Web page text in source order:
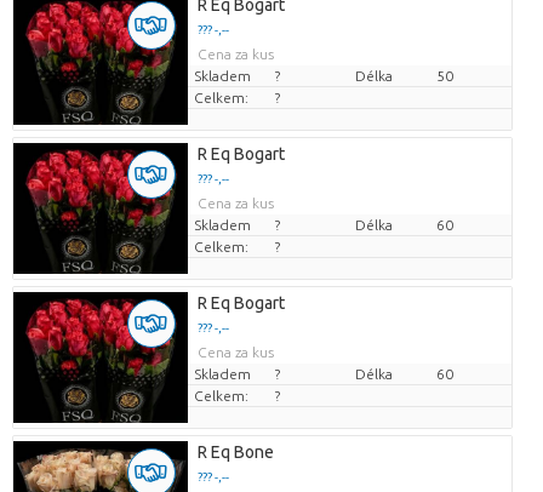
R Eq Bogart
??? -,--
Cena za kus
Skladem
? Délka
50
Celkem:
?
R Eq Bogart
??? -,--
Cena za kus
Skladem
? Délka
60
Celkem:
?
R Eq Bogart
??? -,--
Cena za kus
Skladem
? Délka
60
Celkem:
?
R Eq Bone
??? -,--